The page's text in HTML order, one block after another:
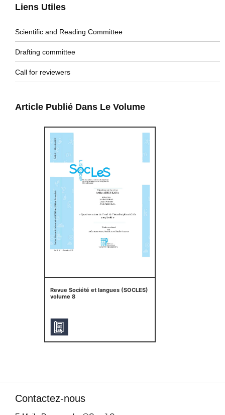
Liens Utiles
Scientific and Reading Committee
Drafting committee
Call for reviewers
Article Publié Dans Le Volume
Revue Société et langues (SOCLES)
volume 8
Contactez-nous